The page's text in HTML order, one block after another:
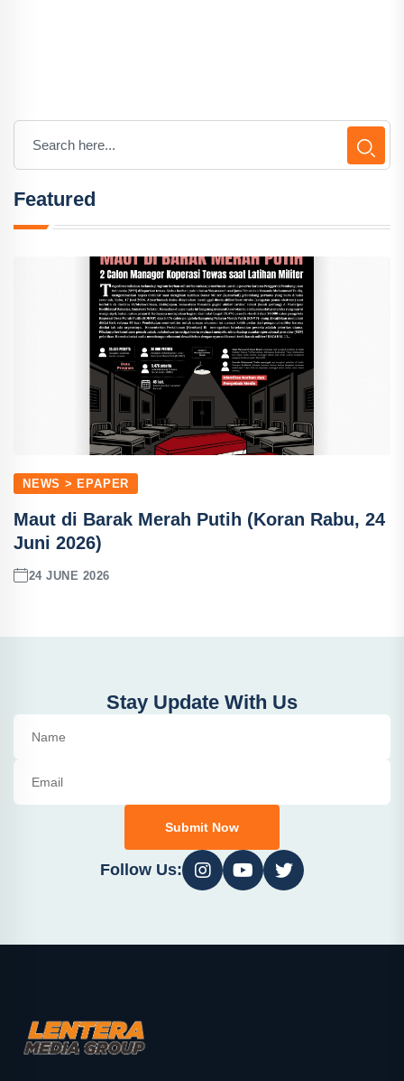
Featured
NEWS > EPAPER
Maut di Barak Merah Putih (Koran Rabu, 24
Juni 2026)
24 JUNE 2026
Stay Update With Us
Submit Now
Follow Us: